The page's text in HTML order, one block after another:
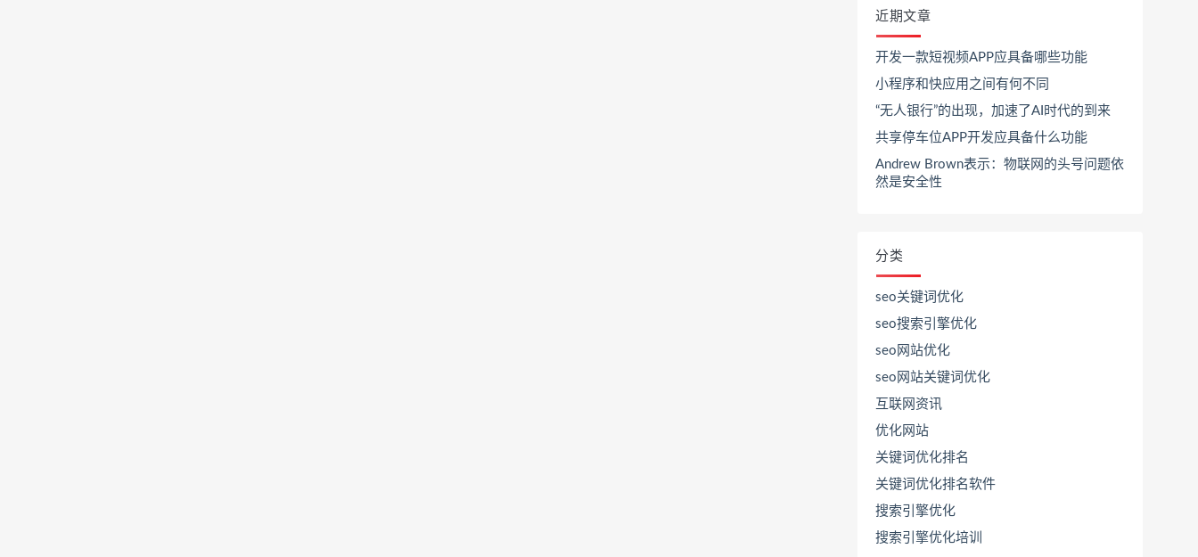
近期文章
开发一款短视频APP应具备哪些功能
小程序和快应用之间有何不同
“无人银行”的出现，加速了AI时代的到来
共享停车位APP开发应具备什么功能
Andrew Brown表示：物联网的头号问题依
然是安全性
分类
seo关键词优化
seo搜索引擎优化
seo网站优化
seo网站关键词优化
互联网资讯
优化网站
关键词优化排名
关键词优化排名软件
搜索引擎优化
搜索引擎优化培训